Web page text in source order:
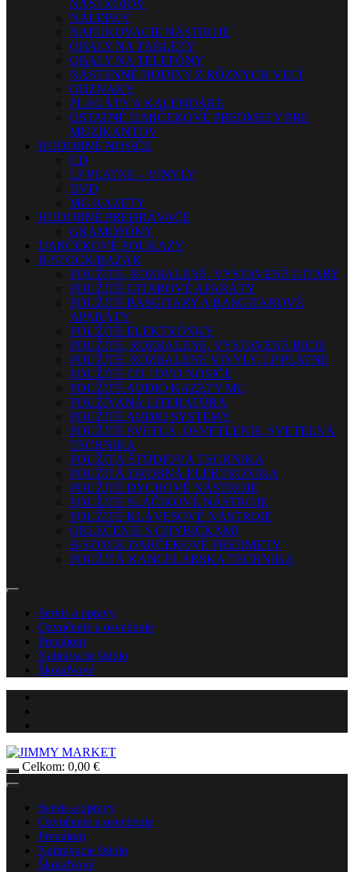
NÁSTROJOV
NÁLEPKY
NAFUKOVACIE NÁSTROJE
OBALY NA TABLETY
OBALY NA TELEFÓNY
NÁSTENNÉ HODINY Z RÔZNYCH VECÍ
ODZNAKY
PLAGÁTY A KALENDÁRE
OSTATNÉ DARČEKOVÉ PREDMETY PRE
MUZIKANTOV
HUDOBNÉ NOSIČE
CD
LP PLATNE – VINYLY
DVD
MG KAZETY
HUDOBNÉ PREHRÁVAČE
GRAMOFÓNY
DARČEKOVÉ POUKAZY
B-STOCK/BAZÁR
POUŽITÉ, ROZBALENÉ, VYSTAVENÉ GITARY
POUŽITÉ GITAROVÉ APARÁTY
POUŽITÉ BASGITARY A BASGITAROVÉ
APARÁTY
POUŽITÉ ELEKTRÓNKY
POUŽITÉ, ROZBALENÉ, VYSTAVENÉ BICIE
POUŽITÉ, ROZBALENÉ VINYLY, LP PLATNE
POUŽITÉ CD / DVD NOSIČE
POUŽITÉ AUDIO KAZETY MG
POUŽÍVANÁ LITERATÚRA
POUŽITÉ AUDIO SYSTÉMY
POUŽITÉ SVETLÁ, OSVETLENIE, SVETELNÁ
TECHNIKA
POUŽITÁ ŠTÚDIOVÁ TECHNIKA
POUŽITÁ DROBNÁ ELEKTRONIKA
POUŽITÉ DYCHOVÉ NÁSTROJE
POUŽITÉ SLÁČIKOVÉ NÁSTROJE
POUŽITÉ KLÁVESOVÉ NÁSTROJE
OBLEČENIE S CHYBIČKAMI
B-STOCK DARČEKOVÉ PREDMETY
POUŽITÁ KANCELÁRSKA TECHNIKA
Servis a opravy
Ozvučenie a osvetlenie
Prenájom
Nahrávacie štúdio
ŠkolaNové
Celkom: 0,00 €
Servis a opravy
Ozvučenie a osvetlenie
Prenájom
Nahrávacie štúdio
ŠkolaNové